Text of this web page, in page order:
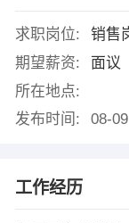
求职岗位:
销售
期望薪资:
面议
所在地点:
发布时间:
08-09
工作经历